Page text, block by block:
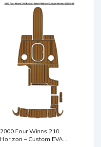
2000 Four Winns 210
Horizon – Custom EVA